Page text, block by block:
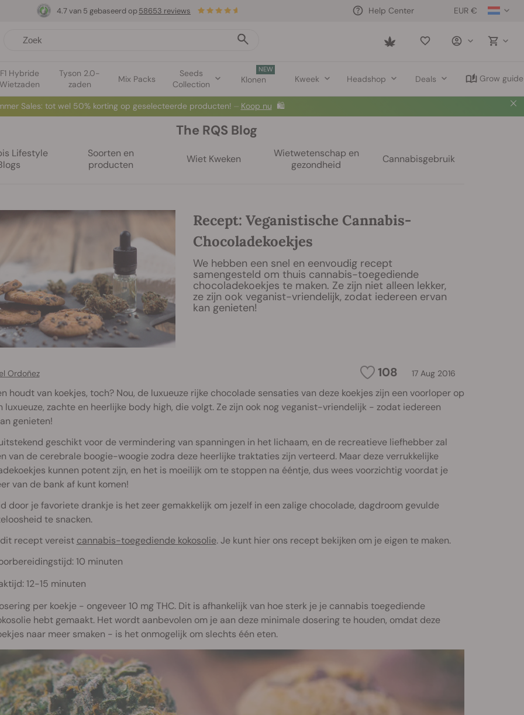
EUR €
Help Center
Saved
F1 Hybride
Wietzaden
Tyson 2.0-
zaden
Mix Packs
Seeds
Collection
NEW
Klonen Kweek Headshop Deals Grow guide
4.7 van 5 gebaseerd op58653 reviews
Sales: tot wel 50% korting op geselecteerde producten! ⏤ Koop nu 🛍️
The RQS Blog
Lifestyle
Soorten en
producten
Wiet Kweken
Wietwetenschap en
gezondheid
Cannabisgebruik
Recept: Veganistische Cannabis-
Chocoladekoekjes
We hebben een snel en eenvoudig recept
samengesteld om thuis cannabis-toegediende
chocoladekoekjes te maken. Ze zijn niet alleen lekker,
ze zijn ook veganist-vriendelijk, zodat iedereen ervan
kan genieten!
108 17 Aug 2016
Ordoñez
houdt van koekjes, toch? Nou, de luxueuze rijke chocolade sensaties van deze koekjes zijn een voorloper op
luxueuze, zachte en heerlijke body high, die volgt. Ze zijn ook nog veganist-vriendelijk - zodat iedereen
genieten!
geschikt voor de vermindering van spanningen in het lichaam, en de recreatieve liefhebber zal
van de cerebrale boogie-woogie zodra deze heerlijke traktaties zijn verteerd. Maar deze verrukkelijke
kunnen potent zijn, en het is moeilijk om te stoppen na ééntje, dus wees voorzichtig voordat je
van de bank af kunt komen!
door je favoriete drankje is het zeer gemakkelijk om jezelf in een zalige chocolade, dagdroom gevulde
te snacken.
recept vereist cannabis-toegediende kokosolie. Je kunt hier ons recept bekijken om je eigen te maken.
10 minuten
12-15 minuten
per koekje - ongeveer 10 mg THC. Dit is afhankelijk van hoe sterk je je cannabis toegediende
hebt gemaakt. Het wordt aanbevolen om je aan deze minimale dosering te houden, omdat deze
naar meer smaken - is het onmogelijk om slechts één eten.